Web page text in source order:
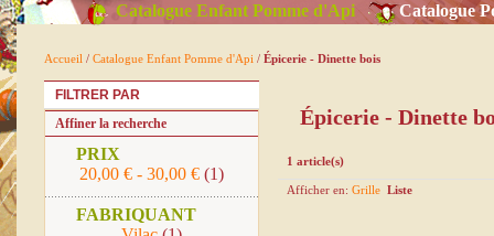
Catalogue Enfant Pomme d'Api Catalogue
Accueil / Catalogue Enfant Pomme d'Api / Épicerie - Dinette bois
Épicerie - Dinette
1 article(s)
Afficher en: Grille Liste
FILTRER PAR
Affiner la recherche
PRIX
20,00 € - 30,00 € (1)
FABRIQUANT